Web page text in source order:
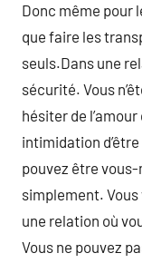
Donc même pour
que faire les
seuls.Dans une
sécurité. Vous
hésiter de l’amour
intimidation
pouvez être
simplement. Vous
une relation où
Vous ne pouvez